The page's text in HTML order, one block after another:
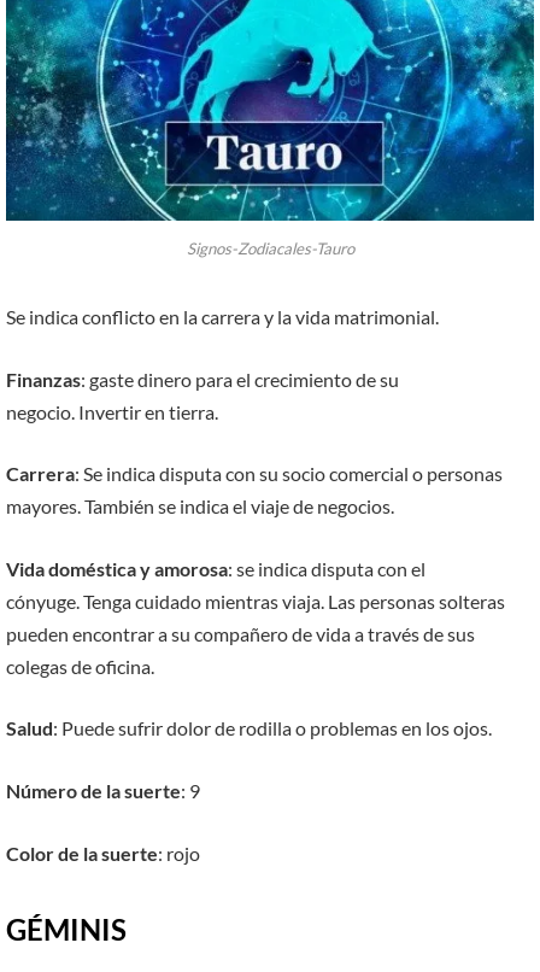
Signos-Zodiacales-Tauro
Se indica conflicto en la carrera y la vida matrimonial.
Finanzas: gaste dinero para el crecimiento de su
negocio. Invertir en tierra.
Carrera: Se indica disputa con su socio comercial o personas
mayores. También se indica el viaje de negocios.
Vida doméstica y amorosa: se indica disputa con el
cónyuge. Tenga cuidado mientras viaja. Las personas solteras
pueden encontrar a su compañero de vida a través de sus
colegas de oficina.
Salud: Puede sufrir dolor de rodilla o problemas en los ojos.
Número de la suerte: 9
Color de la suerte: rojo
GÉMINIS